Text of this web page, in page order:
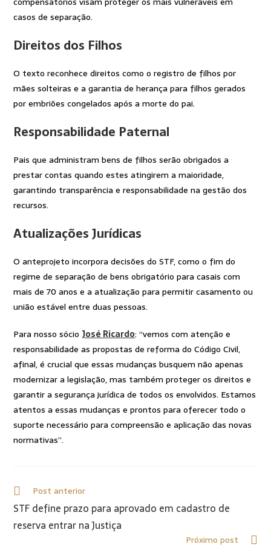
casos de separação.
Direitos dos Filhos
O texto reconhece direitos como o registro de filhos por
mães solteiras e a garantia de herança para filhos gerados
por embriões congelados após a morte do pai.
Responsabilidade Paternal
Pais que administram bens de filhos serão obrigados a
prestar contas quando estes atingirem a maioridade,
garantindo transparência e responsabilidade na gestão dos
recursos.
Atualizações Jurídicas
O anteprojeto incorpora decisões do STF, como o fim do
regime de separação de bens obrigatório para casais com
mais de 70 anos e a atualização para permitir casamento ou
união estável entre duas pessoas.
Para nosso sócio José Ricardo: “vemos com atenção e
responsabilidade as propostas de reforma do Código Civil,
afinal, é crucial que essas mudanças busquem não apenas
modernizar a legislação, mas também proteger os direitos e
garantir a segurança jurídica de todos os envolvidos. Estamos
atentos a essas mudanças e prontos para oferecer todo o
suporte necessário para compreensão e aplicação das novas
normativas”.
Post anterior
STF define prazo para aprovado em cadastro de
reserva entrar na Justiça
Próximo post